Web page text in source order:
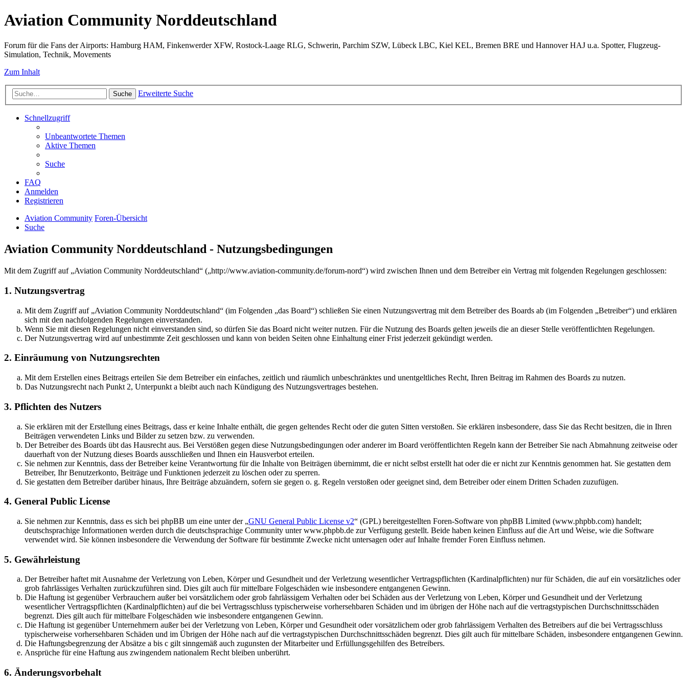
Aviation Community Norddeutschland
Forum für die Fans der Airports: Hamburg HAM, Finkenwerder XFW, Rostock-Laage RLG, Schwerin, Parchim SZW, Lübeck LBC, Kiel KEL, Bremen BRE und Hannover HAJ u.a. Spotter, Flugzeug-
Simulation, Technik, Movements
Zum Inhalt
Suche Erweiterte Suche
Schnellzugriff
Unbeantwortete Themen
Aktive Themen
Suche
FAQ
Anmelden
Registrieren
Aviation Community Foren-Übersicht
Suche
Aviation Community Norddeutschland - Nutzungsbedingungen
Mit dem Zugriff auf „Aviation Community Norddeutschland“ („http://www.aviation-community.de/forum-nord“) wird zwischen Ihnen und dem Betreiber ein Vertrag mit folgenden Regelungen geschlossen:
1. Nutzungsvertrag
Mit dem Zugriff auf „Aviation Community Norddeutschland“ (im Folgenden „das Board“) schließen Sie einen Nutzungsvertrag mit dem Betreiber des Boards ab (im Folgenden „Betreiber“) und erklären
sich mit den nachfolgenden Regelungen einverstanden.
Wenn Sie mit diesen Regelungen nicht einverstanden sind, so dürfen Sie das Board nicht weiter nutzen. Für die Nutzung des Boards gelten jeweils die an dieser Stelle veröffentlichten Regelungen.
Der Nutzungsvertrag wird auf unbestimmte Zeit geschlossen und kann von beiden Seiten ohne Einhaltung einer Frist jederzeit gekündigt werden.
2. Einräumung von Nutzungsrechten
Mit dem Erstellen eines Beitrags erteilen Sie dem Betreiber ein einfaches, zeitlich und räumlich unbeschränktes und unentgeltliches Recht, Ihren Beitrag im Rahmen des Boards zu nutzen.
Das Nutzungsrecht nach Punkt 2, Unterpunkt a bleibt auch nach Kündigung des Nutzungsvertrages bestehen.
3. Pflichten des Nutzers
Sie erklären mit der Erstellung eines Beitrags, dass er keine Inhalte enthält, die gegen geltendes Recht oder die guten Sitten verstoßen. Sie erklären insbesondere, dass Sie das Recht besitzen, die in Ihren
Beiträgen verwendeten Links und Bilder zu setzen bzw. zu verwenden.
Der Betreiber des Boards übt das Hausrecht aus. Bei Verstößen gegen diese Nutzungsbedingungen oder anderer im Board veröffentlichten Regeln kann der Betreiber Sie nach Abmahnung zeitweise oder
dauerhaft von der Nutzung dieses Boards ausschließen und Ihnen ein Hausverbot erteilen.
Sie nehmen zur Kenntnis, dass der Betreiber keine Verantwortung für die Inhalte von Beiträgen übernimmt, die er nicht selbst erstellt hat oder die er nicht zur Kenntnis genommen hat. Sie gestatten dem
Betreiber, Ihr Benutzerkonto, Beiträge und Funktionen jederzeit zu löschen oder zu sperren.
Sie gestatten dem Betreiber darüber hinaus, Ihre Beiträge abzuändern, sofern sie gegen o. g. Regeln verstoßen oder geeignet sind, dem Betreiber oder einem Dritten Schaden zuzufügen.
4. General Public License
Sie nehmen zur Kenntnis, dass es sich bei phpBB um eine unter der „GNU General Public License v2“ (GPL) bereitgestellten Foren-Software von phpBB Limited (www.phpbb.com) handelt;
deutschsprachige Informationen werden durch die deutschsprachige Community unter www.phpbb.de zur Verfügung gestellt. Beide haben keinen Einfluss auf die Art und Weise, wie die Software
verwendet wird. Sie können insbesondere die Verwendung der Software für bestimmte Zwecke nicht untersagen oder auf Inhalte fremder Foren Einfluss nehmen.
5. Gewährleistung
Der Betreiber haftet mit Ausnahme der Verletzung von Leben, Körper und Gesundheit und der Verletzung wesentlicher Vertragspflichten (Kardinalpflichten) nur für Schäden, die auf ein vorsätzliches oder
grob fahrlässiges Verhalten zurückzuführen sind. Dies gilt auch für mittelbare Folgeschäden wie insbesondere entgangenen Gewinn.
Die Haftung ist gegenüber Verbrauchern außer bei vorsätzlichem oder grob fahrlässigem Verhalten oder bei Schäden aus der Verletzung von Leben, Körper und Gesundheit und der Verletzung
wesentlicher Vertragspflichten (Kardinalpflichten) auf die bei Vertragsschluss typischerweise vorhersehbaren Schäden und im übrigen der Höhe nach auf die vertragstypischen Durchschnittsschäden
begrenzt. Dies gilt auch für mittelbare Folgeschäden wie insbesondere entgangenen Gewinn.
Die Haftung ist gegenüber Unternehmern außer bei der Verletzung von Leben, Körper und Gesundheit oder vorsätzlichem oder grob fahrlässigem Verhalten des Betreibers auf die bei Vertragsschluss
typischerweise vorhersehbaren Schäden und im Übrigen der Höhe nach auf die vertragstypischen Durchschnittsschäden begrenzt. Dies gilt auch für mittelbare Schäden, insbesondere entgangenen Gewinn.
Die Haftungsbegrenzung der Absätze a bis c gilt sinngemäß auch zugunsten der Mitarbeiter und Erfüllungsgehilfen des Betreibers.
Ansprüche für eine Haftung aus zwingendem nationalem Recht bleiben unberührt.
6. Änderungsvorbehalt